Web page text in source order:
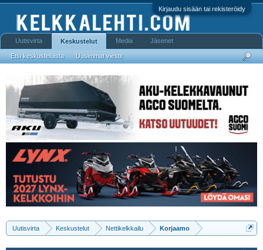
Kirjaudu sisään tai rekisteröidy
Uutisvirta Keskustelut Nettikelkkailu Korjaamo
Uutisvirta Keskustelut
Etsi keskusteluista Uusimmat viestit
Media Jäsenet